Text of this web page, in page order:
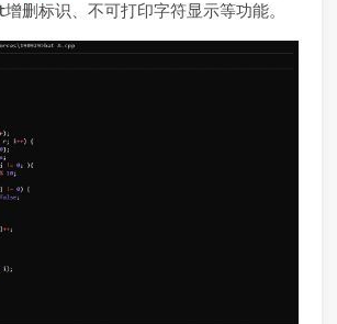
删标识、不可打印字符显示等功能。